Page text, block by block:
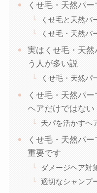
くせ毛・天然パー
くせ毛と天然パ
くせ毛・天然パ
実はくせ毛・天
う人が多い説
くせ毛・天然パ
くせ毛・天然パ
ヘアだけではない
天パを活かすヘ
くせ毛・天然パ
重要です
ダメージヘア対
適切なシャンプ